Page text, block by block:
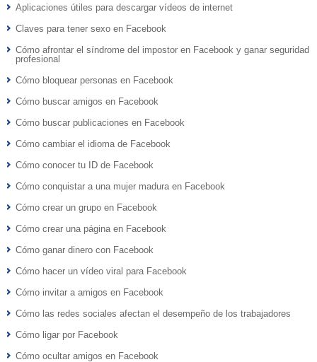
Aplicaciones útiles para descargar vídeos de internet
Claves para tener sexo en Facebook
Cómo afrontar el síndrome del impostor en Facebook y ganar seguridad
profesional
Cómo bloquear personas en Facebook
Cómo buscar amigos en Facebook
Cómo buscar publicaciones en Facebook
Cómo cambiar el idioma de Facebook
Cómo conocer tu ID de Facebook
Cómo conquistar a una mujer madura en Facebook
Cómo crear un grupo en Facebook
Cómo crear una página en Facebook
Cómo ganar dinero con Facebook
Cómo hacer un vídeo viral para Facebook
Cómo invitar a amigos en Facebook
Cómo las redes sociales afectan el desempeño de los trabajadores
Cómo ligar por Facebook
Cómo ocultar amigos en Facebook